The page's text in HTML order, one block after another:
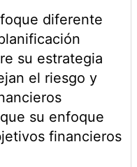
diferente
su estrategia
el riesgo y
su enfoque
financieros